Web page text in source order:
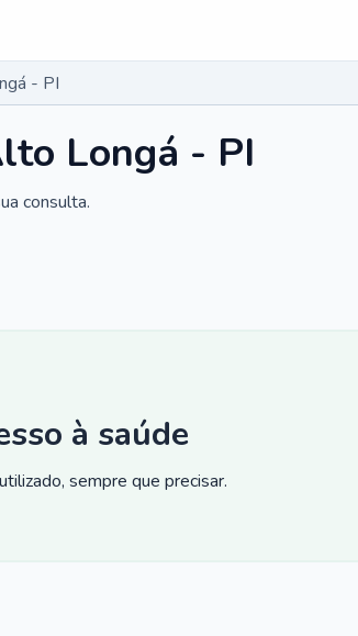
- PI
Longá - PI
consulta.
à saúde
sempre que precisar.